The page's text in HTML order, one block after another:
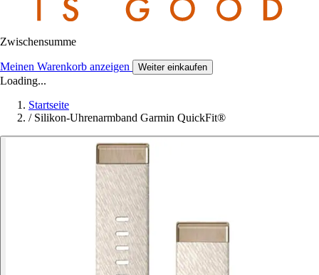
Zwischensumme
Meinen Warenkorb anzeigen Weiter einkaufen
Loading...
Startseite
/ Silikon-Uhrenarmband Garmin QuickFit®